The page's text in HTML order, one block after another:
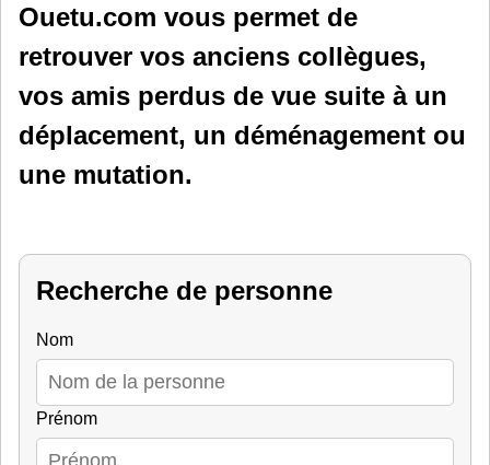
Ouetu.com vous permet de
retrouver vos anciens collègues,
vos amis perdus de vue suite à un
déplacement, un déménagement ou
une mutation.
Recherche de personne
Nom
Prénom